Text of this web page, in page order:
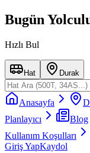
Bugün
Hızlı Bul
Hat Durak
Anasayfa
Planlayıcı
Blog
Kullanım Koşulları
Giriş YapKaydol